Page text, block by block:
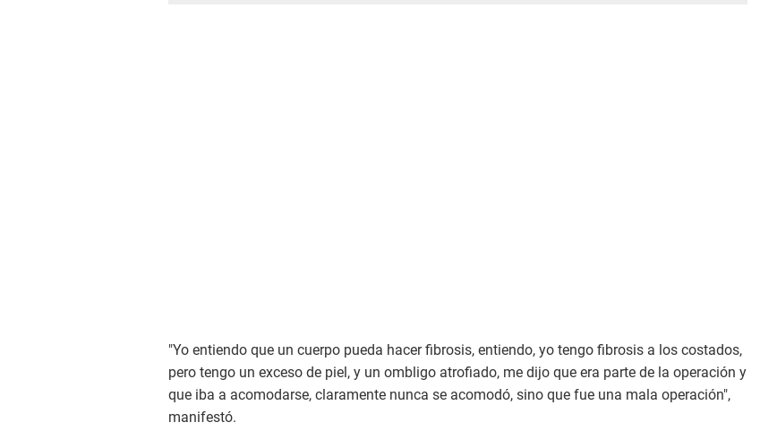
"Yo entiendo que un cuerpo pueda hacer fibrosis, entiendo, yo tengo fibrosis a los costados,
pero tengo un exceso de piel, y un ombligo atrofiado, me dijo que era parte de la operación y
que iba a acomodarse, claramente nunca se acomodó, sino que fue una mala operación",
manifestó.